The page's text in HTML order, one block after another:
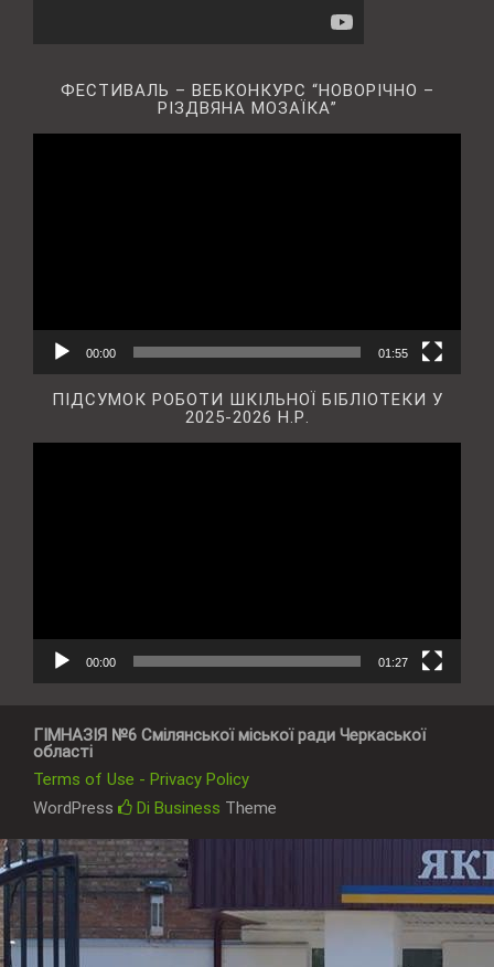
ФЕСТИВАЛЬ – ВЕБКОНКУРС “НОВОРІЧНО –
РІЗДВЯНА МОЗАЇКА”
00:00 01:55
ПІДСУМОК РОБОТИ ШКІЛЬНОЇ БІБЛІОТЕКИ У
2025-2026 Н.Р.
00:00 01:27
ГІМНАЗІЯ №6 Смілянської міської ради Черкаської
області
Terms of Use - Privacy Policy
WordPress
Di Business Theme